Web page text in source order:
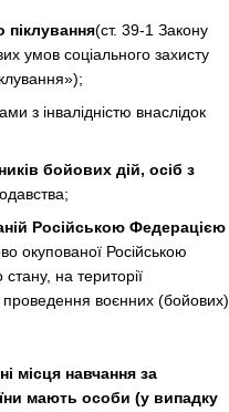
піклування(ст. 39-1 Закону
умов соціального захисту
з інвалідністю внаслідок
бойових дій, осіб з
Російською Федерацією
окупованої Російською
на території
воєнних (бойових)
місця навчання за
мають особи (у випадку